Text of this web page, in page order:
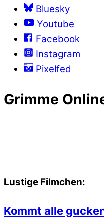
Bluesky
Youtube
Facebook
Instagram
Pixelfed
Grimme
Lustige Filmchen:
Kommt alle